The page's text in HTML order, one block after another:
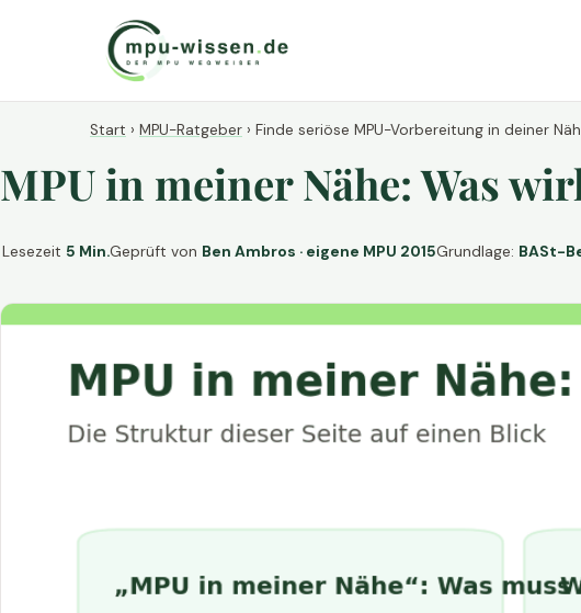
Start › MPU-Ratgeber › Finde seriöse MPU-Vorbereitung in deiner
MPU in meiner Nähe: Was
Lesezeit 5 Min.Geprüft von Ben Ambros · eigene MPU 2015Grundlage: BASt-